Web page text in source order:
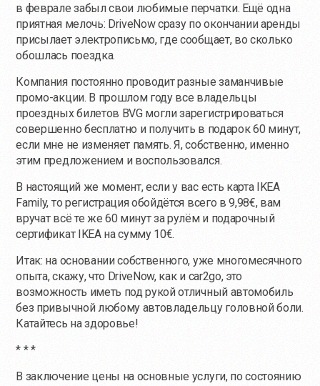
в феврале забыл свои любимые перчатки. Ещё одна
приятная мелочь: DriveNow сразу по окончании аренды
присылает электрописьмо, где сообщает, во сколько
обошлась поездка.
Компания постоянно проводит разные заманчивые
промо-акции. В прошлом году все владельцы
проездных билетов BVG могли зарегистрироваться
совершенно бесплатно и получить в подарок 60 минут,
если мне не изменяет память. Я, собственно, именно
этим предложением и воспользовался.
В настоящий же момент, если у вас есть карта IKEA
Family, то регистрация обойдётся всего в 9,98€, вам
вручат всё те же 60 минут за рулём и подарочный
сертификат IKEA на сумму 10€.
Итак: на основании собственного, уже многомесячного
опыта, скажу, что DriveNow, как и car2go, это
возможность иметь под рукой отличный автомобиль
без привычной любому автовладельцу головной боли.
Катайтесь на здоровье!
* * *
В заключение цены на основные услуги, по состоянию